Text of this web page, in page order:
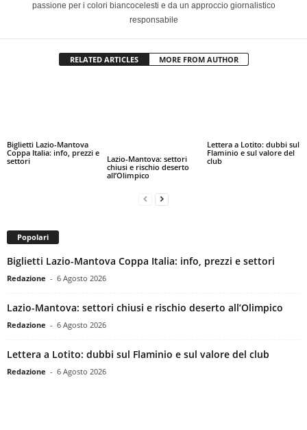
passione per i colori biancocelesti e da un approccio giornalistico
responsabile
RELATED ARTICLES MORE FROM AUTHOR
Biglietti Lazio-Mantova
Coppa Italia: info, prezzi e
settori
Lazio-Mantova: settori
chiusi e rischio deserto
all’Olimpico
Lettera a Lotito: dubbi sul
Flaminio e sul valore del
club
Popolari
Biglietti Lazio-Mantova Coppa Italia: info, prezzi e settori
Redazione - 6 Agosto 2026
Lazio-Mantova: settori chiusi e rischio deserto all’Olimpico
Redazione - 6 Agosto 2026
Lettera a Lotito: dubbi sul Flaminio e sul valore del club
Redazione - 6 Agosto 2026